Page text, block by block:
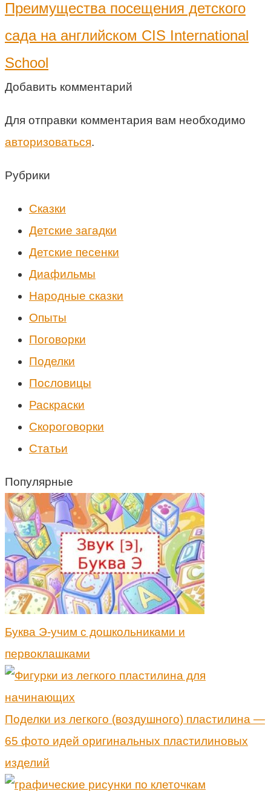
Преимущества посещения детского
сада на английском CIS International
School
Добавить комментарий
Для отправки комментария вам необходимо
авторизоваться.
Рубрики
Cказки
Детские загадки
Детские песенки
Диафильмы
Народные сказки
Опыты
Поговорки
Поделки
Пословицы
Раскраски
Скороговорки
Статьи
Популярные
Буква Э-учим с дошкольниками и
первоклашками
Поделки из легкого (воздушного) пластилина —
65 фото идей оригинальных пластилиновых
изделий